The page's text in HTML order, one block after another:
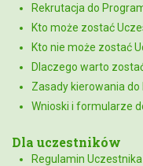
Rekrutacja do
Kto może zostać
Kto nie może zostać
Dlaczego warto
Zasady kierowania
Wnioski i formularze
Dla uczestników
Regulamin Uczestnika